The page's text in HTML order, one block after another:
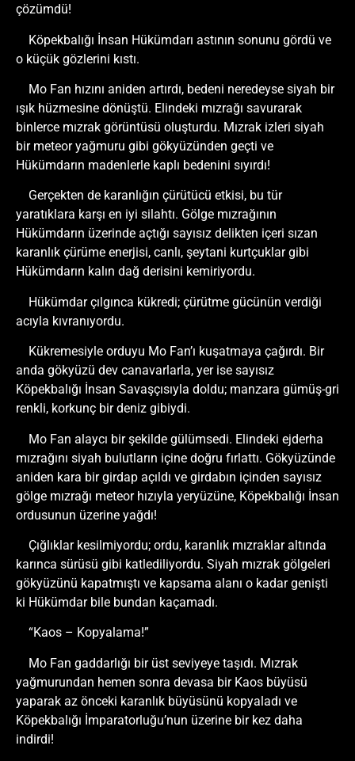
çözümdü!
Köpekbalığı İnsan Hükümdarı astının sonunu gördü ve
o küçük gözlerini kıstı.
Mo Fan hızını aniden artırdı, bedeni neredeyse siyah bir
ışık hüzmesine dönüştü. Elindeki mızrağı savurarak
binlerce mızrak görüntüsü oluşturdu. Mızrak izleri siyah
bir meteor yağmuru gibi gökyüzünden geçti ve
Hükümdarın madenlerle kaplı bedenini sıyırdı!
Gerçekten de karanlığın çürütücü etkisi, bu tür
yaratıklara karşı en iyi silahtı. Gölge mızrağının
Hükümdarın üzerinde açtığı sayısız delikten içeri sızan
karanlık çürüme enerjisi, canlı, şeytani kurtçuklar gibi
Hükümdarın kalın dağ derisini kemiriyordu.
Hükümdar çılgınca kükredi; çürütme gücünün verdiği
acıyla kıvranıyordu.
Kükremesiyle orduyu Mo Fan’ı kuşatmaya çağırdı. Bir
anda gökyüzü dev canavarlarla, yer ise sayısız
Köpekbalığı İnsan Savaşçısıyla doldu; manzara gümüş-gri
renkli, korkunç bir deniz gibiydi.
Mo Fan alaycı bir şekilde gülümsedi. Elindeki ejderha
mızrağını siyah bulutların içine doğru fırlattı. Gökyüzünde
aniden kara bir girdap açıldı ve girdabın içinden sayısız
gölge mızrağı meteor hızıyla yeryüzüne, Köpekbalığı İnsan
ordusunun üzerine yağdı!
Çığlıklar kesilmiyordu; ordu, karanlık mızraklar altında
karınca sürüsü gibi katlediliyordu. Siyah mızrak gölgeleri
gökyüzünü kapatmıştı ve kapsama alanı o kadar genişti
ki Hükümdar bile bundan kaçamadı.
“Kaos – Kopyalama!”
Mo Fan gaddarlığı bir üst seviyeye taşıdı. Mızrak
yağmurundan hemen sonra devasa bir Kaos büyüsü
yaparak az önceki karanlık büyüsünü kopyaladı ve
Köpekbalığı İmparatorluğu’nun üzerine bir kez daha
indirdi!